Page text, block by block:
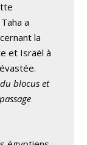
a
la
et Israël à
blocus et